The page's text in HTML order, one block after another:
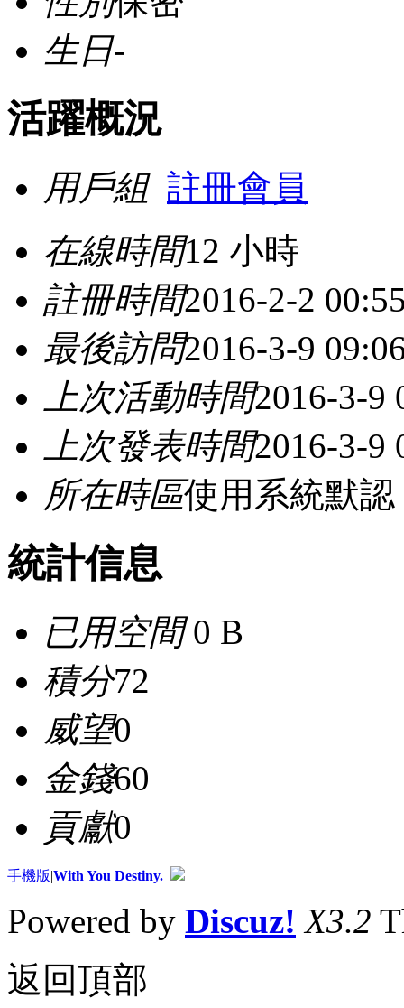
生日-
活躍概況
用戶組 註冊會員
在線時間12 小時
註冊時間2016-2-2
最後訪問2016-3-9
上次活動時間2016-3-9
上次發表時間2016-3-9
所在時區使用系統默認
統計信息
已用空間0 B
積分72
威望0
金錢60
貢獻0
手機版|With You Destiny.
Powered by Discuz! X3.2
返回頂部